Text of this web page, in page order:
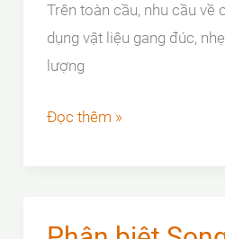
Trên toàn cầu, nhu cầu về
dụng vật liệu gang đúc,
lượng
5
Hàng
Đọc thêm »